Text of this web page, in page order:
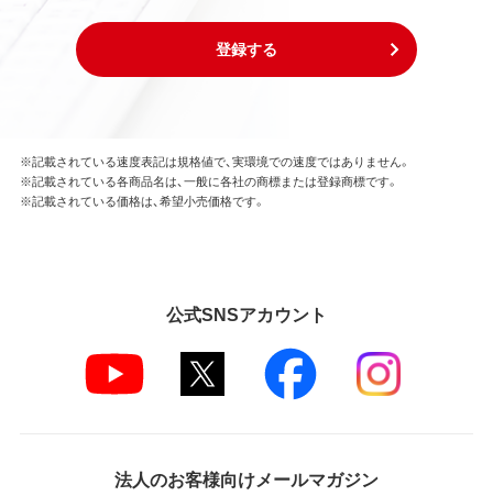
登録する
※記載されている速度表記は規格値で、実環境での速度ではありません。
※記載されている各商品名は、一般に各社の商標または登録商標です。
※記載されている価格は、希望小売価格です。
公式SNSアカウント
法人のお客様向けメールマガジン